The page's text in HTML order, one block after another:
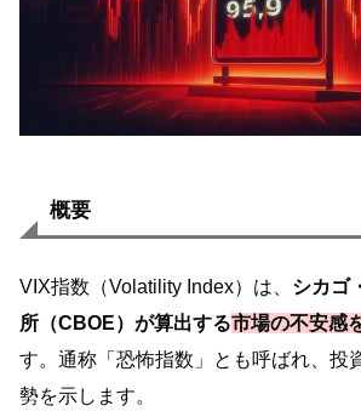
概要
VIX指数（Volatility Index）は、 シカゴ
所（CBOE）が算出する市場の不安感
す。通称「恐怖指数」とも呼ばれ、投
勢を示します。